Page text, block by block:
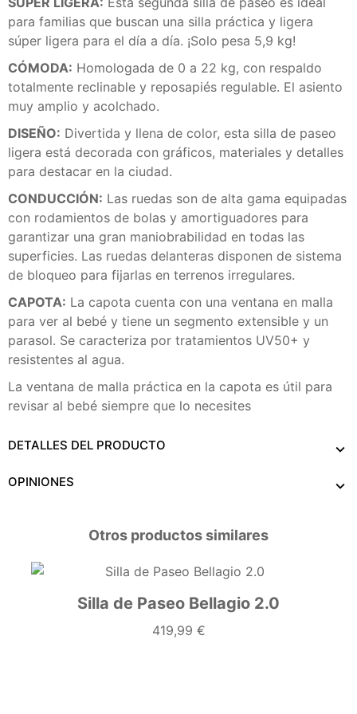
para familias que buscan una silla práctica y ligera
súper ligera para el día a día. ¡Solo pesa 5,9 kg!
CÓMODA: Homologada de 0 a 22 kg, con respaldo
totalmente reclinable y reposapiés regulable. El asiento
muy amplio y acolchado.
DISEÑO: Divertida y llena de color, esta silla de paseo
ligera está decorada con gráficos, materiales y detalles
para destacar en la ciudad.
CONDUCCIÓN: Las ruedas son de alta gama equipadas
con rodamientos de bolas y amortiguadores para
garantizar una gran maniobrabilidad en todas las
superficies. Las ruedas delanteras disponen de sistema
de bloqueo para fijarlas en terrenos irregulares.
CAPOTA: La capota cuenta con una ventana en malla
para ver al bebé y tiene un segmento extensible y un
parasol. Se caracteriza por tratamientos UV50+ y
resistentes al agua.
La ventana de malla práctica en la capota es útil para
revisar al bebé siempre que lo necesites
DETALLES DEL PRODUCTO
OPINIONES
Otros productos similares
Silla de Paseo Bellagio 2.0
419,99 €